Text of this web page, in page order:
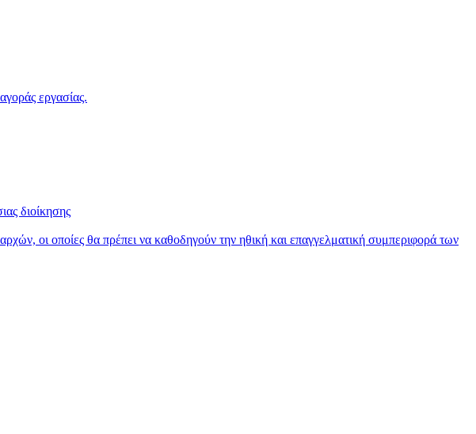
εργασίας.
διοίκησης
οι οποίες θα πρέπει να καθοδηγούν την ηθική και επαγγελματική συμπεριφορά των